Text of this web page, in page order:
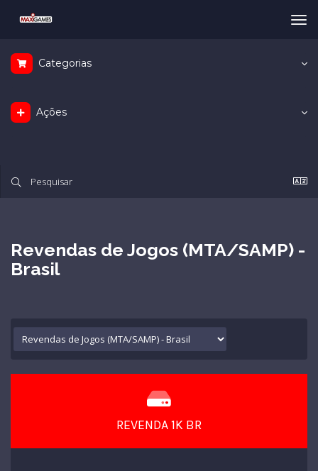
Categorias
Ações
Revendas de Jogos (MTA/SAMP) -
Brasil
REVENDA 1K BR